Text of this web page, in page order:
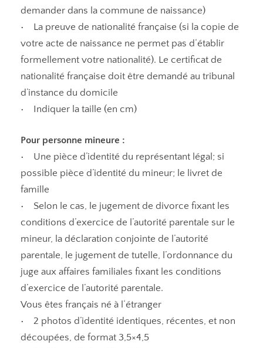
demander dans la commune de naissance)
• La preuve de nationalité française (si la copie de
votre acte de naissance ne permet pas d‘établir
formellement votre nationalité). Le certificat de
nationalité française doit être demandé au tribunal
d’instance du domicile
• Indiquer la taille (en cm)
Pour personne mineure :
• Une pièce d’identité du représentant légal; si
possible pièce d’identité du mineur; le livret de
famille
• Selon le cas, le jugement de divorce fixant les
conditions d’exercice de l’autorité parentale sur le
mineur, la déclaration conjointe de l’autorité
parentale, le jugement de tutelle, l’ordonnance du
juge aux affaires familiales fixant les conditions
d’exercice de l’autorité parentale.
Vous êtes français né à l‘étranger
• 2 photos d’identité identiques, récentes, et non
découpées, de format 3,5×4,5